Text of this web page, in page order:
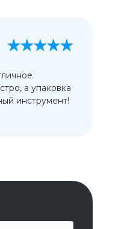
а упаковка
инструмент!